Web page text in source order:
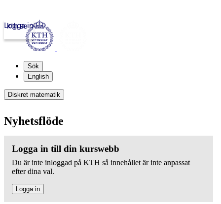
kth.se
Logga in
Sök
English
Diskret matematik
Nyhetsflöde
Logga in till din kurswebb
Du är inte inloggad på KTH så innehållet är inte anpassat
efter dina val.
Logga in